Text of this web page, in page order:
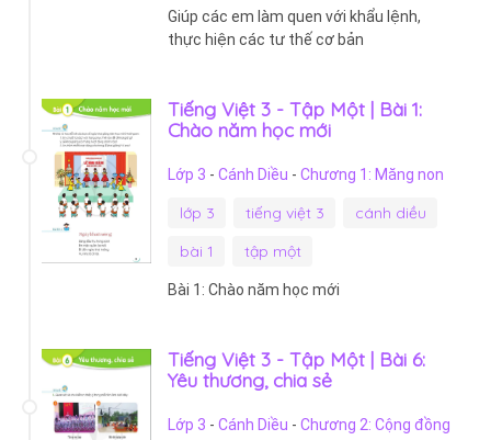
Giúp các em làm quen với khẩu lệnh,
thực hiện các tư thế cơ bản
Tiếng Việt 3 - Tập Một | Bài 1:
Chào năm học mới
Lớp 3 - Cánh Diều - Chương 1: Măng non
lớp 3 tiếng việt 3
cánh diều
bài 1
tập một
Bài 1: Chào năm học mới
Tiếng Việt 3 - Tập Một | Bài 6:
Yêu thương, chia sẻ
Lớp 3 - Cánh Diều - Chương 2: Cộng đồng